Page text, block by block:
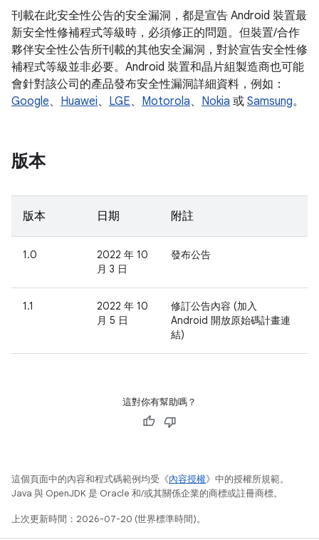
刊載在此安全性公告的安全漏洞，都是宣告 Android 裝置最
新安全性修補程式等級時，必須修正的問題。但裝置/合作
夥伴安全性公告所刊載的其他安全漏洞，對於宣告安全性修
補程式等級並非必要。Android 裝置和晶片組製造商也可能
會針對該公司的產品發布安全性漏洞詳細資料，例如：
Google、 Huawei、 LGE、 Motorola、 Nokia 或 Samsung。
版本
版本 日期 附註
1.0
2022 年 10
月 3 日
發布公告
1.1
2022 年 10
月 5 日
修訂公告內容 (加入
Android 開放原始碼計畫連
結)
這對你有幫助嗎？
這個頁面中的內容和程式碼範例均受《內容授權》中的授權所規範。
Java 與 OpenJDK 是 Oracle 和/或其關係企業的商標或註冊商標。
上次更新時間：2026-07-20 (世界標準時間)。